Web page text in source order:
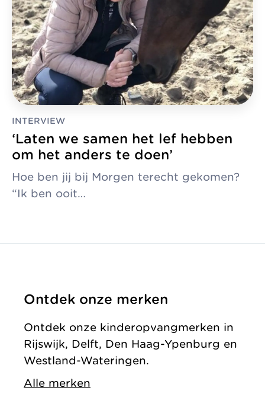
INTERVIEW
‘Laten we samen het lef hebben
om het anders te doen’
Hoe ben jij bij Morgen terecht gekomen?
“Ik ben ooit…
Ontdek onze merken
Ontdek onze kinderopvangmerken in
Rijswijk, Delft, Den Haag-Ypenburg en
Westland-Wateringen.
Alle merken